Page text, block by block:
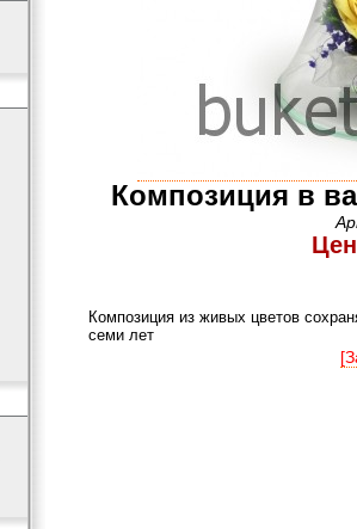
Композиция в
Композиция из живых цветов
семи лет